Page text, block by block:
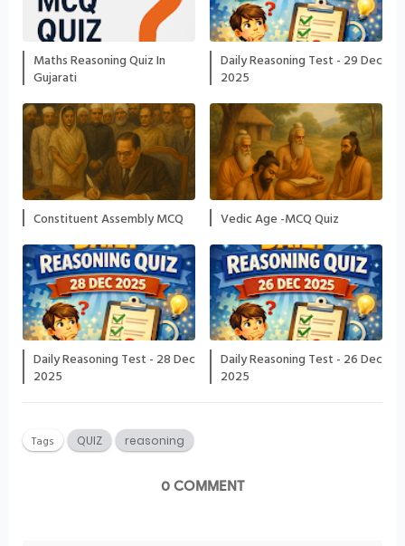
Maths Reasoning Quiz In
Gujarati
Daily Reasoning Test - 29 Dec
2025
Constituent Assembly MCQ Vedic Age -MCQ Quiz
Daily Reasoning Test - 28 Dec
2025
Daily Reasoning Test - 26 Dec
2025
Tags QUIZ reasoning
0 COMMENT